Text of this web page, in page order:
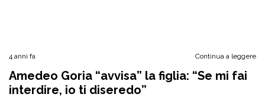
4 anni fa Continua a leggere
Amedeo Goria “avvisa” la figlia: “Se mi fai
interdire, io ti diseredo”